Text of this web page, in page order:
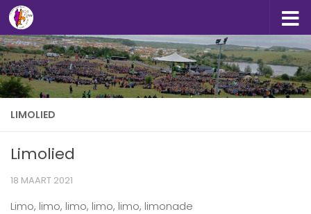
Doorgaan naar inhoud
LIMOLIED
Limolied
18 MAART 2021
Limo, limo, limo, limo, limo, limonade